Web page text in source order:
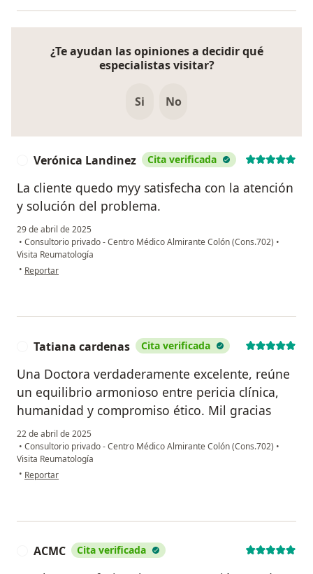
¿Te ayudan las opiniones a decidir qué
especialistas visitar?
Si No
Verónica Landinez Cita verificada
La cliente quedo myy satisfecha con la atención
y solución del problema.
29 de abril de 2025
• Consultorio privado - Centro Médico Almirante Colón (Cons.702) •
Visita Reumatología
• en opinión del usuario Verónica Landinez
Reportar
Tatiana cardenas Cita verificada
Una Doctora verdaderamente excelente, reúne
un equilibrio armonioso entre pericia clínica,
humanidad y compromiso ético. Mil gracias
22 de abril de 2025
• Consultorio privado - Centro Médico Almirante Colón (Cons.702) •
Visita Reumatología
• en opinión del usuario Tatiana cardenas
Reportar
ACMC Cita verificada